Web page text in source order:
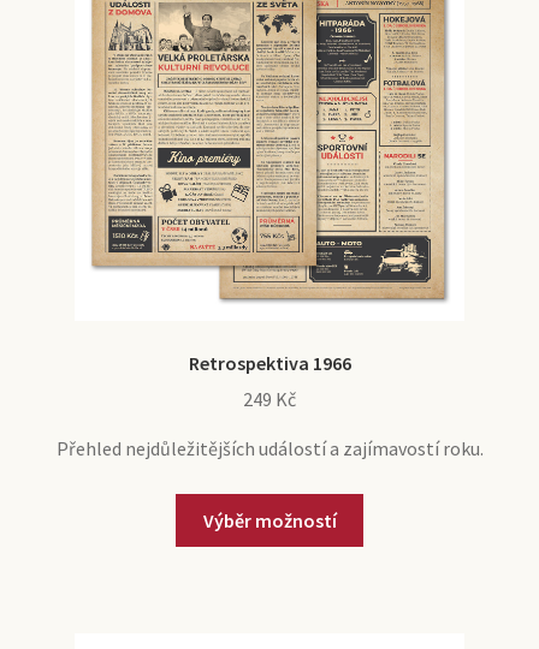
Retrospektiva 1966
249 Kč
Přehled nejdůležitějších událostí a zajímavostí roku.
Výběr možností